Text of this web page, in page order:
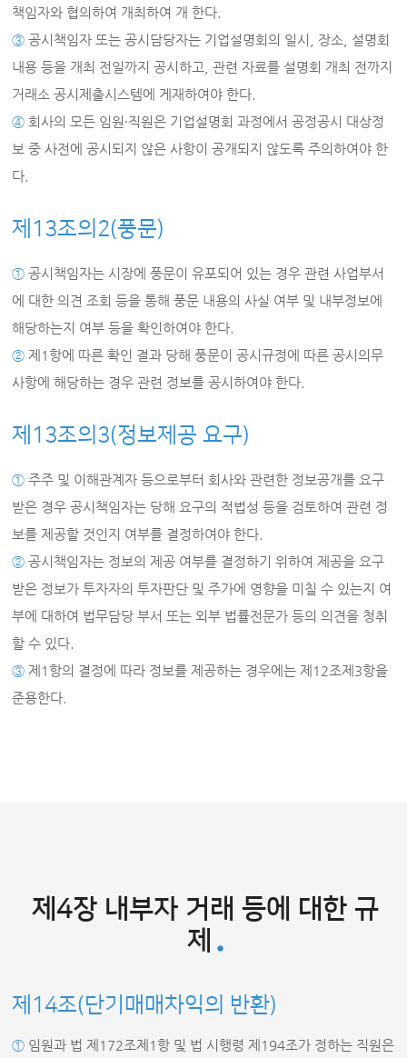
책임자와 협의하여 개최하여 개 한다.
③ 공시책임자 또는 공시담당자는 기업설명회의 일시, 장소, 설명회
내용 등을 개최 전일까지 공시하고, 관련 자료를 설명회 개최 전까지
거래소 공시제출시스템에 게재하여야 한다.
④ 회사의 모든 임원∙직원은 기업설명회 과정에서 공정공시 대상정
보 중 사전에 공시되지 않은 사항이 공개되지 않도록 주의하여야 한
다.
제13조의2(풍문)
① 공시책임자는 시장에 풍문이 유포되어 있는 경우 관련 사업부서
에 대한 의견 조회 등을 통해 풍문 내용의 사실 여부 및 내부정보에
해당하는지 여부 등을 확인하여야 한다.
② 제1항에 따른 확인 결과 당해 풍문이 공시규정에 따른 공시의무
사항에 해당하는 경우 관련 정보를 공시하여야 한다.
제13조의3(정보제공 요구)
① 주주 및 이해관계자 등으로부터 회사와 관련한 정보공개를 요구
받은 경우 공시책임자는 당해 요구의 적법성 등을 검토하여 관련 정
보를 제공할 것인지 여부를 결정하여야 한다.
② 공시책임자는 정보의 제공 여부를 결정하기 위하여 제공을 요구
받은 정보가 투자자의 투자판단 및 주가에 영향을 미칠 수 있는지 여
부에 대하여 법무담당 부서 또는 외부 법률전문가 등의 의견을 청취
할 수 있다.
③ 제1항의 결정에 따라 정보를 제공하는 경우에는 제12조제3항을
준용한다.
제4장 내부자 거래 등에 대한 규
제
제14조(단기매매차익의 반환)
① 임원과 법 제172조제1항 및 법 시행령 제194조가 정하는 직원은